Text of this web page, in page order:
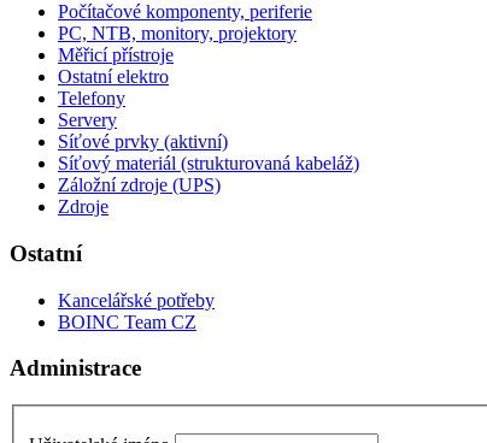
Počítačové komponenty, periferie
PC, NTB, monitory, projektory
Měřicí přístroje
Ostatní elektro
Telefony
Servery
Síťové prvky (aktivní)
Síťový materiál (strukturovaná kabeláž)
Záložní zdroje (UPS)
Zdroje
Ostatní
Kancelářské potřeby
BOINC Team CZ
Administrace